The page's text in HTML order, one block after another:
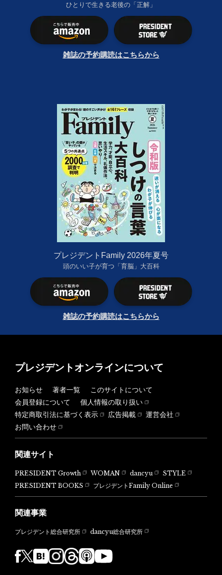
ひとりで生きる老後の「正解」
雑誌の予約購読はこちらから
プレジデントFamily 2026年夏号
頭のいい子が育つ「育脳」大百科
雑誌の予約購読はこちらから
プレジデントオンラインについて
お知らせ 著者一覧
このサイトについて
会員登録について
個人情報の取り扱い
特定商取引法に基づく表示
広告掲載
運営会社
お問い合わせ
関連サイト
PRESIDENT Growth WOMAN dancyu
STYLE
PRESIDENT BOOKS
プレジデントFamily Online
関連事業
プレジデント総合研究所 dancyu総合研究所